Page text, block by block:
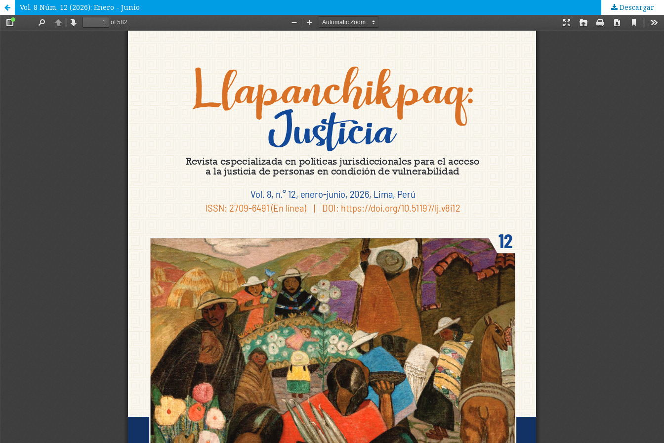
Vol. 8 Núm. 12 (2026): Enero - Junio Descargar